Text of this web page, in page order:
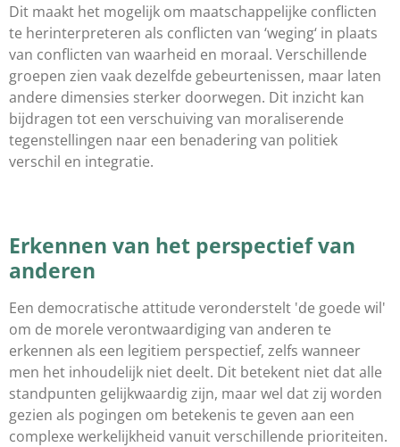
Dit maakt het mogelijk om maatschappelijke conflicten
te herinterpreteren als conflicten van ‘weging‘ in plaats
van conflicten van waarheid en moraal. Verschillende
groepen zien vaak dezelfde gebeurtenissen, maar laten
andere dimensies sterker doorwegen. Dit inzicht kan
bijdragen tot een verschuiving van moraliserende
tegenstellingen naar een benadering van politiek
verschil en integratie.
Erkennen van het perspectief van
anderen
Een democratische attitude veronderstelt 'de goede wil'
om de morele verontwaardiging van anderen te
erkennen als een legitiem perspectief, zelfs wanneer
men het inhoudelijk niet deelt. Dit betekent niet dat alle
standpunten gelijkwaardig zijn, maar wel dat zij worden
gezien als pogingen om betekenis te geven aan een
complexe werkelijkheid vanuit verschillende prioriteiten.